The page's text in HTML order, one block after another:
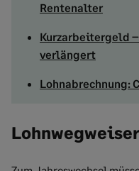
Rentenalter
Kurzarbeitergeld
verlängert
Lohnabrechnung: